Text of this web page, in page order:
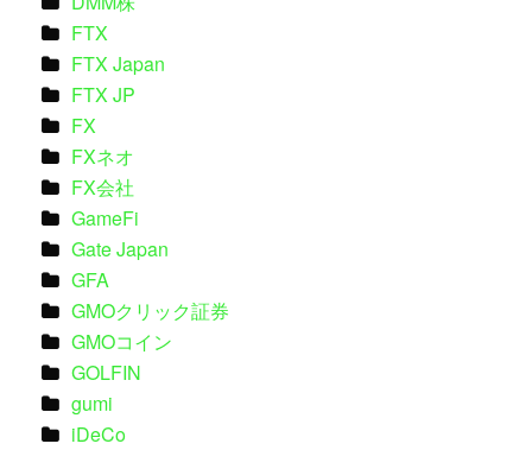
FTX
FTX Japan
FTX JP
FX
FXネオ
FX会社
GameFi
Gate Japan
GFA
GMOクリック証券
GMOコイン
GOLFIN
gumi
iDeCo